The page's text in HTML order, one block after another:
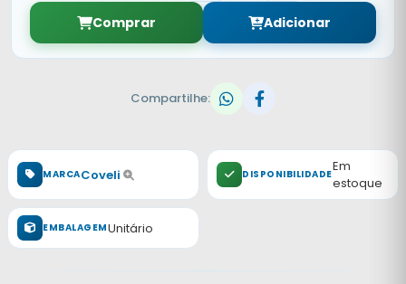
Comprar Adicionar
Compartilhe:
MARCACoveli DISPONIBILIDADEEm
estoque
EMBALAGEMUnitário